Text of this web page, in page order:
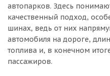
автопарков. Здесь
качественный подход,
шинах, ведь от них
автомобиля на дороге,
топлива и, в конечном
пассажиров.